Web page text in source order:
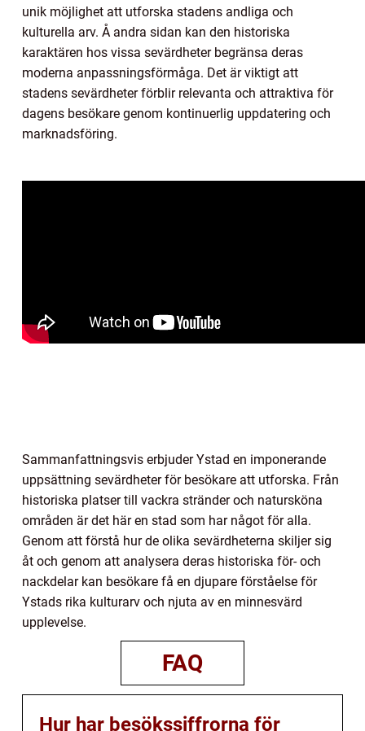
unik möjlighet att utforska stadens andliga och
kulturella arv. Å andra sidan kan den historiska
karaktären hos vissa sevärdheter begränsa deras
moderna anpassningsförmåga. Det är viktigt att
stadens sevärdheter förblir relevanta och attraktiva för
dagens besökare genom kontinuerlig uppdatering och
marknadsföring.
Sammanfattningsvis erbjuder Ystad en imponerande
uppsättning sevärdheter för besökare att utforska. Från
historiska platser till vackra stränder och natursköna
områden är det här en stad som har något för alla.
Genom att förstå hur de olika sevärdheterna skiljer sig
åt och genom att analysera deras historiska för- och
nackdelar kan besökare få en djupare förståelse för
Ystads rika kulturarv och njuta av en minnesvärd
upplevelse.
FAQ
Hur har besökssiffrorna för